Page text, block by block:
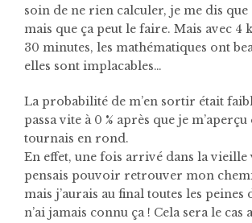
soin de ne rien calculer, je me dis que
mais que ça peut le faire. Mais avec 4
30 minutes, les mathématiques ont
elles sont implacables…
La probabilité de m’en sortir était
passa vite à 0 % après que je m’aperçu
tournais en rond.
En effet, une fois arrivé dans la vieille
pensais pouvoir retrouver mon
mais j’aurais au final toutes les peines
n’ai jamais connu ça ! Cela sera le cas